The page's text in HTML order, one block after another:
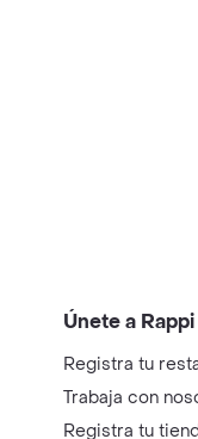
Únete a Rappi
Registra tu
Trabaja con
Registra tu